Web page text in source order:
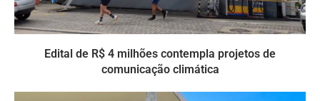
Edital de R$ 4 milhões contempla projetos de
comunicação climática